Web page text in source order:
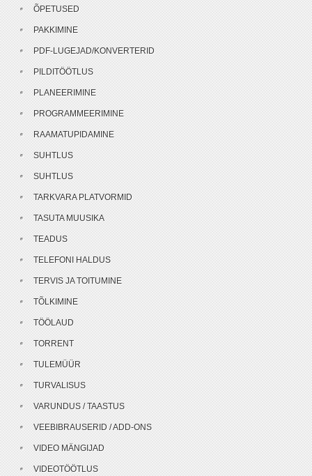
ÕPETUSED
PAKKIMINE
PDF-LUGEJAD/KONVERTERID
PILDITÖÖTLUS
PLANEERIMINE
PROGRAMMEERIMINE
RAAMATUPIDAMINE
SUHTLUS
SUHTLUS
TARKVARA PLATVORMID
TASUTA MUUSIKA
TEADUS
TELEFONI HALDUS
TERVIS JA TOITUMINE
TÕLKIMINE
TÖÖLAUD
TORRENT
TULEMÜÜR
TURVALISUS
VARUNDUS / TAASTUS
VEEBIBRAUSERID / ADD-ONS
VIDEO MÄNGIJAD
VIDEOTÖÖTLUS